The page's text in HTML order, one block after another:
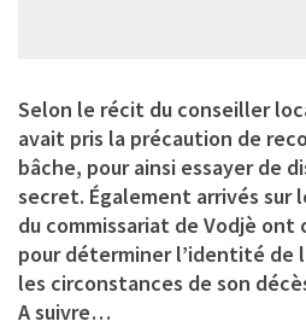
Selon le récit du conseiller
avait pris la précaution de
bâche, pour ainsi essayer de
secret. Également arrivés sur
du commissariat de Vodjè
pour déterminer l’identité de
les circonstances de son
A suivre…